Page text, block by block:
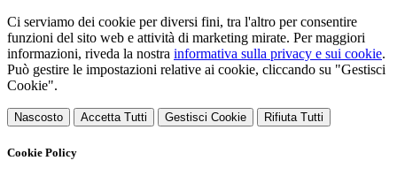
Ci serviamo dei cookie per diversi fini, tra l'altro per consentire
funzioni del sito web e attività di marketing mirate. Per maggiori
informazioni, riveda la nostra informativa sulla privacy e sui cookie.
Può gestire le impostazioni relative ai cookie, cliccando su "Gestisci
Cookie".
Nascosto Accetta Tutti Gestisci Cookie Rifiuta Tutti
Cookie Policy